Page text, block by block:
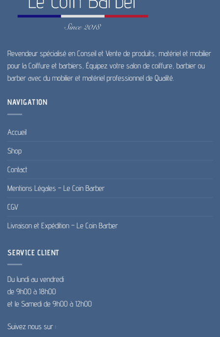
Revendeur spécialisé en Conseil et Vente de produits, matériel et mobilier
pour la Coiffure et barbiers, Équipez votre salon de coiffure, barbier ou
barber avec du mobilier et matériel professionnel de Qualité.
NAVIGATION
Accueil
Shop
Contact
Mentions Légales – Le Coin Barber
CGV
Livraison et Expédition – Le Coin Barber
SERVICE CLIENT
Du lundi au vendredi
de 9h00 à 18h00
et le Samedi de 9h00 à 12h00
Suivez nous sur :